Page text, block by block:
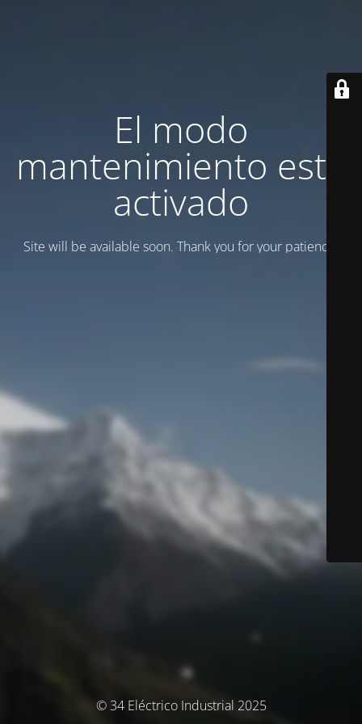
El modo
mantenimiento está
activado
Site will be available soon. Thank you for your patience!
© 34 Eléctrico Industrial 2025